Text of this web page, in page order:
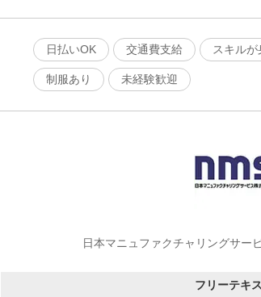
日払いOK
交通費支給 スキルが
制服あり 未経験歓迎
日本マニュファクチャリングサー
フリーテキ